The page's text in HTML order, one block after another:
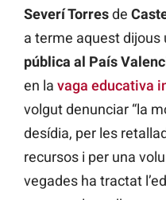
Severí Torresde
a terme aquest dijous
pública al País
en la vaga educativa
volgut denunciar “la
desídia, per les
recursos i per una
vegades ha tractat